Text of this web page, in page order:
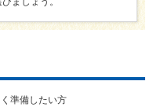
準備したい方